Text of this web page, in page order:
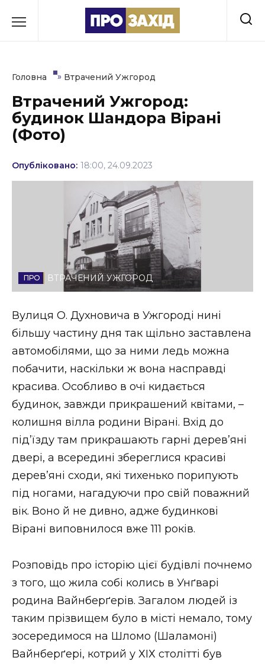
до
Культура
Освіта
Події
Стиль життя
Втрачений Ужгород (відеоверсія)
ЗАКАРПАТСЬКІ НОВИНИ
НОВИНИ ЗАХІДНОЇ УКРАЇНИ
ФОТО
Головна » Втрачений Ужгород
Втрачений Ужгород:
будинок Шандора Вірані
(Фото)
Опубліковано: 18:00, 24.09.2023
ВТРАЧЕНИЙ УЖГОРОД
Вулиця О. Духновича в Ужгороді нині
більшу частину дня так щільно заставлена
автомобілями, що за ними ледь можна
побачити, наскільки ж вона насправді
красива. Особливо в очі кидається
будинок, завжди прикрашений квітами, –
колишня вілла родини Вірані. Вхід до
під’їзду там прикрашають гарні дерев’яні
двері, а всередині збереглися красиві
дерев’яні сходи, які тихенько порипують
під ногами, нагадуючи про свій поважний
вік. Воно й не дивно, адже будинкові
Вірані виповнилося вже 111 років.
Розповідь про історію цієї будівлі почнемо
з того, що жила собі колись в Унґварі
родина Вайнберґерів. Загалом людей із
таким прізвищем було в місті немало, тому
зосередимося на Шломо (Шаламоні)
Вайнберґері, котрий у ХІХ столітті був